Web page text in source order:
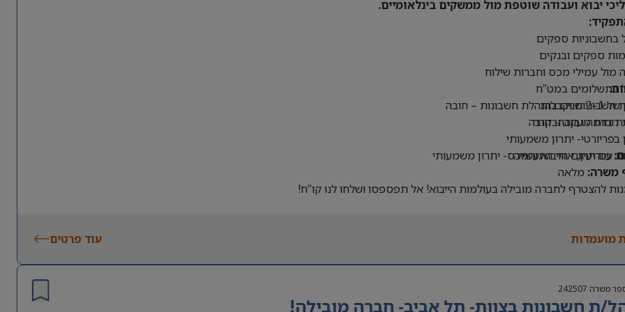
יבוא ועבודה שוטפת מול ממשקים בינלאומיים.
בחשבוניות ספקים
ספקים ובנקים
מול עמילי מכס וחברות שילוח
בתשלומים במט”ח
חשבוניות וקבלות
דוחות מעקב ובקרה
חשבונות – חובה
ברמה גבוהה- חובה
בפריורטי- יתרון משמעותי
עם תחום הייבוא והמכס- יתרון משמעותי
מודיעין, אזור התעשייה
משרה: מלאה
להצטרף לחברה מובילה בעולמות הייבוא! אל תפספסו ושלחו לנו קו”ח!
מועמדות עוד פרטים
משרה 242507
ת חשבונות בצוות- תל אביב- חברה מובילה!